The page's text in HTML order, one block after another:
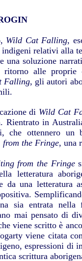
Wild Cat Falling,
relativi alla
una soluzione
ritorno alle proprie
Falling, gli autori
di Wild Cat
Rientrato in
che ottennero
from the Fringe, una
from the Fringe
letteratura
da una letteratura
sia entrata
mai pensato di
viene scritto è
viene citata
espressioni di
scrittura